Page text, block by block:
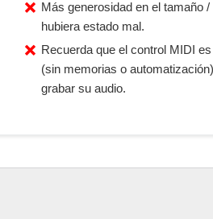
Más generosidad en el tamaño
hubiera estado mal.
Recuerda que el control MIDI
(sin memorias o
grabar su audio.